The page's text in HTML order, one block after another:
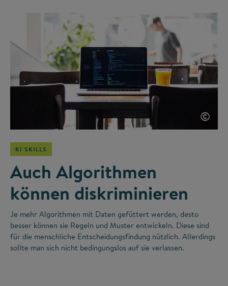
©
KI SKILLS
Auch Algorithmen
können diskriminieren
Je mehr Algorithmen mit Daten gefüttert werden, desto
besser können sie Regeln und Muster entwickeln. Diese sind
für die menschliche Entscheidungsfindung nützlich. Allerdings
sollte man sich nicht bedingungslos auf sie verlassen.